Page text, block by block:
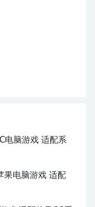
电脑游戏 适配系
果电脑游戏 适配